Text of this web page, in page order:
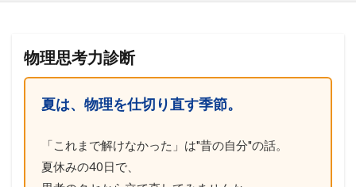
物理思考力診断
夏は、物理を仕切り直す季節。
「これまで解けなかった」は"昔の自分"の話。
夏休みの40日で、